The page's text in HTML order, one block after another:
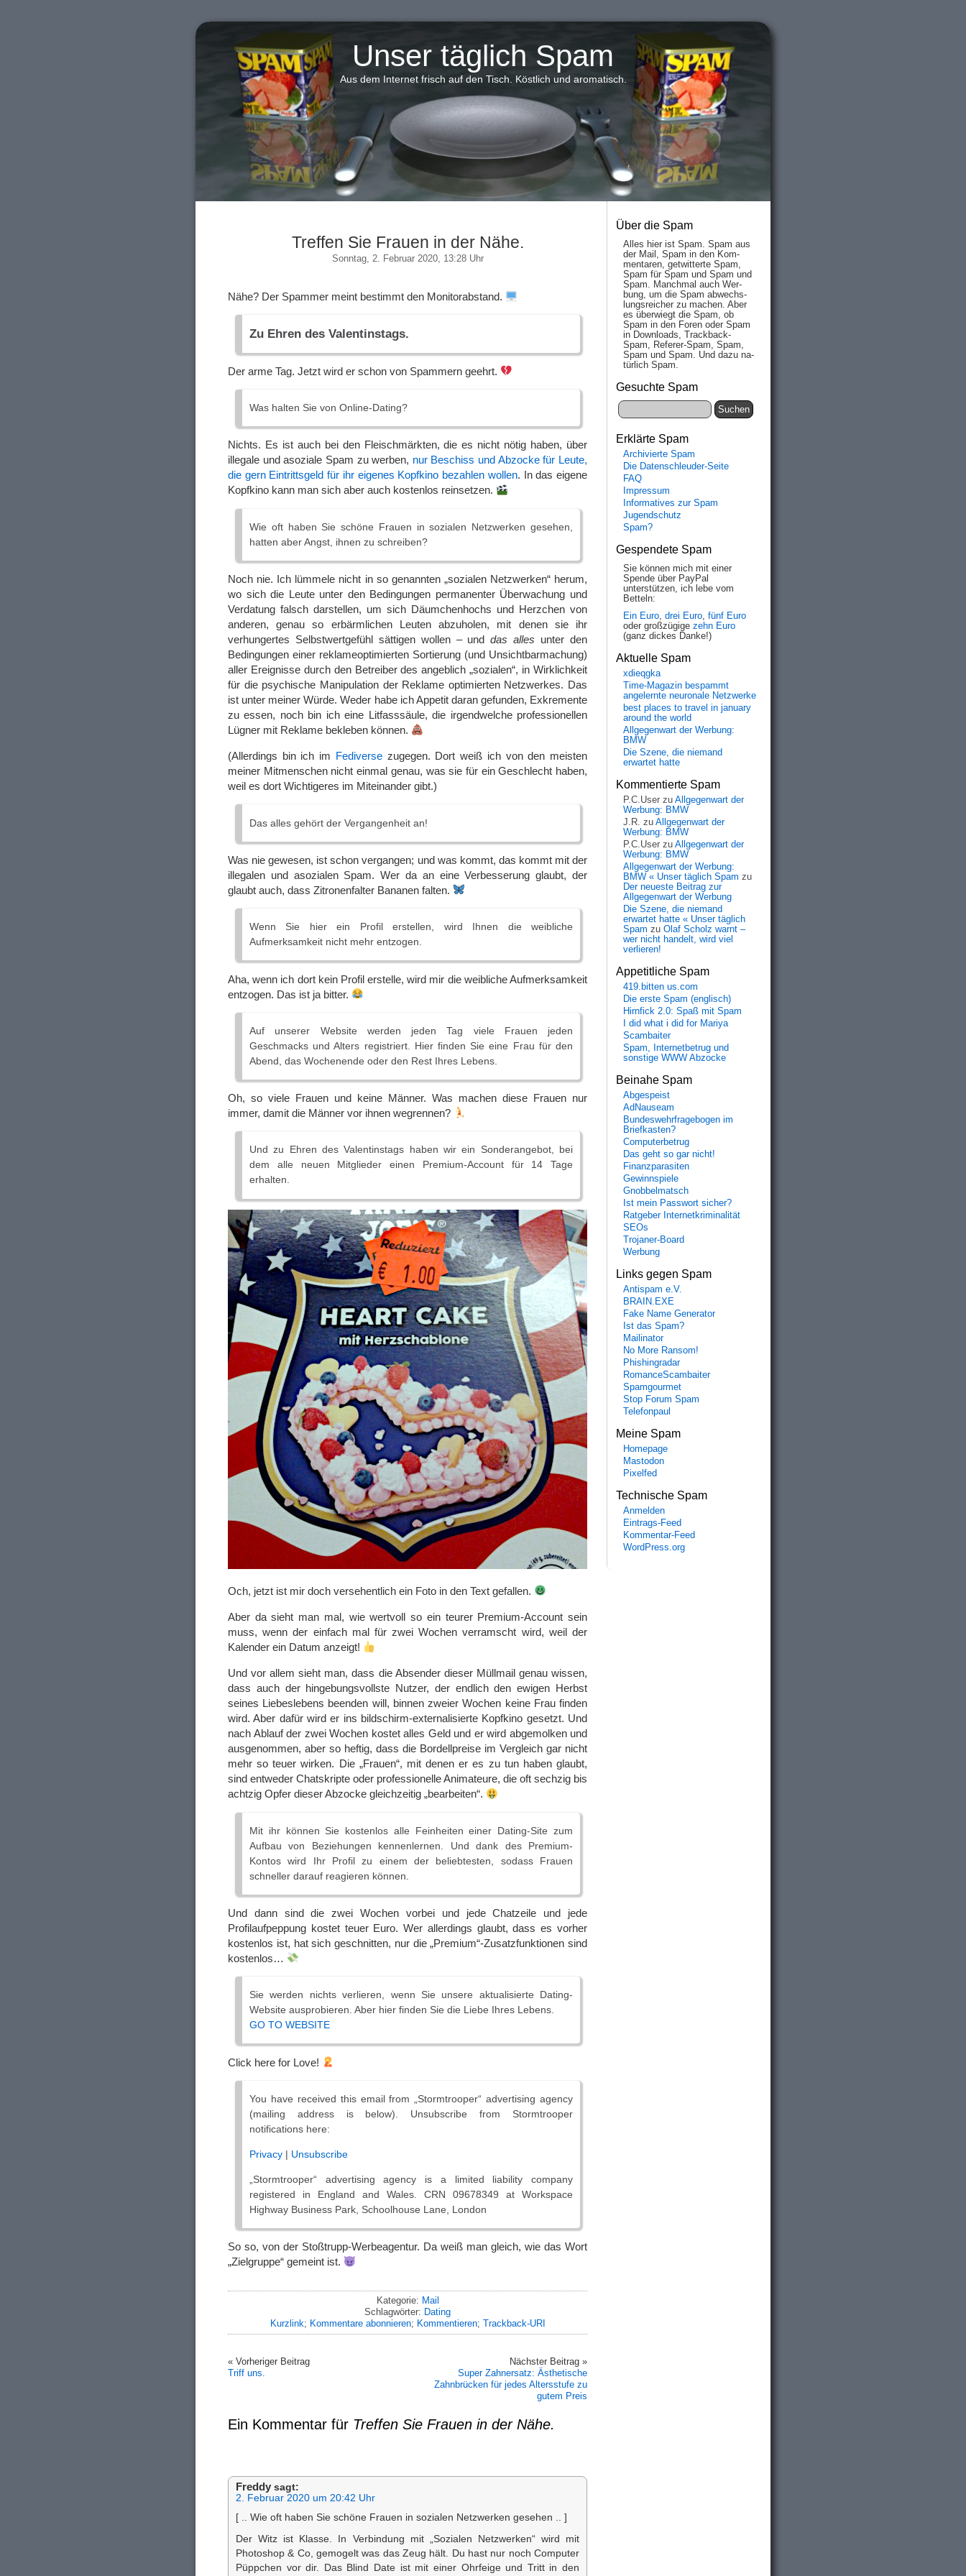
Unser täglich Spam
Aus dem Internet frisch auf den Tisch. Köstlich und aromatisch.
Treffen Sie Frauen in der Nähe.
Sonntag, 2. Februar 2020, 13:28 Uhr
Nähe? Der Spammer meint bestimmt den Monitorabstand.
Zu Ehren des Valentinstags.
Der arme Tag. Jetzt wird er schon von Spammern geehrt.
Was halten Sie von Online-Dating?
Nichts. Es ist auch bei den Fleischmärkten, die es nicht nötig haben, über
illegale und asoziale Spam zu werben, nur Beschiss und Abzocke für Leute,
die gern Eintrittsgeld für ihr eigenes Kopfkino bezahlen wollen. In das eigene
Kopfkino kann man sich aber auch kostenlos reinsetzen.
Wie oft haben Sie schöne Frauen in sozialen Netzwerken gesehen,
hatten aber Angst, ihnen zu schreiben?
Noch nie. Ich lümmele nicht in so genannten „sozialen Netzwerken“ herum,
wo sich die Leute unter den Bedingungen permanenter Überwachung und
Verdatung falsch darstellen, um sich Däumchenhochs und Herzchen von
anderen, genau so erbärmlichen Leuten abzuholen, mit denen sie ihr
verhungertes Selbstwertgefühl sättigen wollen – unddas alles unter den
Bedingungen einer reklameoptimierten Sortierung (und Unsichtbarmachung)
aller Ereignisse durch den Betreiber des angeblich „sozialen“, in Wirklichkeit
für die psychische Manipulation der Reklame optimierten Netzwerkes. Das
ist unter meiner Würde. Weder habe ich Appetit daran gefunden, Exkremente
zu essen, noch bin ich eine Litfasssäule, die irgendwelche professionellen
Lügner mit Reklame bekleben können.
(Allerdings bin ich im Fediversezugegen. Dort weiß ich von den meisten
meiner Mitmenschen nicht einmal genau, was sie für ein Geschlecht haben,
weil es dort Wichtigeres im Miteinander gibt.)
Das alles gehört der Vergangenheit an!
Was nie gewesen, ist schon vergangen; und was kommt, das kommt mit der
illegalen und asozialen Spam. Wer da an eine Verbesserung glaubt, der
glaubt auch, dass Zitronenfalter Bananen falten.
Wenn Sie hier ein Profil erstellen, wird Ihnen die weibliche
Aufmerksamkeit nicht mehr entzogen.
Aha, wenn ich dort kein Profil erstelle, wird mir die weibliche Aufmerksamkeit
entzogen. Das ist ja bitter.
Auf unserer Website werden jeden Tag viele Frauen jeden
Geschmacks und Alters registriert. Hier finden Sie eine Frau für den
Abend, das Wochenende oder den Rest Ihres Lebens.
Oh, so viele Frauen und keine Männer. Was machen diese Frauen nur
immer, damit die Männer vor ihnen wegrennen?
Und zu Ehren des Valentinstags haben wir ein Sonderangebot, bei
dem alle neuen Mitglieder einen Premium-Account für 14 Tage
erhalten.
Och, jetzt ist mir doch versehentlich ein Foto in den Text gefallen.
Aber da sieht man mal, wie wertvoll so ein teurer Premium-Account sein
muss, wenn der einfach mal für zwei Wochen verramscht wird, weil der
Kalender ein Datum anzeigt!
Und vor allem sieht man, dass die Absender dieser Müllmail genau wissen,
dass auch der hingebungsvollste Nutzer, der endlich den ewigen Herbst
seines Liebeslebens beenden will, binnen zweier Wochen keine Frau finden
wird. Aber dafür wird er ins bildschirm-externalisierte Kopfkino gesetzt. Und
nach Ablauf der zwei Wochen kostet alles Geld und er wird abgemolken und
ausgenommen, aber so heftig, dass die Bordellpreise im Vergleich gar nicht
mehr so teuer wirken. Die „Frauen“, mit denen er es zu tun haben glaubt,
sind entweder Chatskripte oder professionelle Animateure, die oft sechzig bis
achtzig Opfer dieser Abzocke gleichzeitig „bearbeiten“.
Mit ihr können Sie kostenlos alle Feinheiten einer Dating-Site zum
Aufbau von Beziehungen kennenlernen. Und dank des Premium-
Kontos wird Ihr Profil zu einem der beliebtesten, sodass Frauen
schneller darauf reagieren können.
Und dann sind die zwei Wochen vorbei und jede Chatzeile und jede
Profilaufpeppung kostet teuer Euro. Wer allerdings glaubt, dass es vorher
kostenlos ist, hat sich geschnitten, nur die „Premium“-Zusatzfunktionen sind
kostenlos…
Sie werden nichts verlieren, wenn Sie unsere aktualisierte Dating-
Website ausprobieren. Aber hier finden Sie die Liebe Ihres Lebens.
GO TO WEBSITE
Click here for Love!
You have received this email from „Stormtrooper“ advertising agency
(mailing address is below). Unsubscribe from Stormtrooper
notifications here:
Privacy | Unsubscribe
„Stormtrooper“ advertising agency is a limited liability company
registered in England and Wales. CRN 09678349 at Workspace
Highway Business Park, Schoolhouse Lane, London
So so, von der Stoßtrupp-Werbeagentur. Da weiß man gleich, wie das Wort
„Zielgruppe“ gemeint ist.
Kategorie: Mail
Schlagwörter: Dating
Kurzlink; Kommentare abonnieren; Kommentieren; Trackback-URI
« Vorheriger Beitrag
Triff uns.
Nächster Beitrag »
Super Zahnersatz: Ästhetische
Zahnbrücken für jedes Altersstufe zu
gutem Preis
Ein Kommentar für Treffen Sie Frauen in der Nähe.
Freddy sagt:
2. Februar 2020 um 20:42 Uhr
[ .. Wie oft haben Sie schöne Frauen in sozialen Netzwerken gesehen .. ]
Der Witz ist Klasse. In Verbindung mit „Sozialen Netzwerken“ wird mit
Photoshop & Co, gemogelt was das Zeug hält. Du hast nur noch Computer
Püppchen vor dir. Das Blind Date ist mit einer Ohrfeige und Tritt in den
Über die Spam
Alles hier ist Spam. Spam aus
der Mail, Spam in den Kom­
men­taren, ge­twit­ter­te Spam,
Spam für Spam und Spam und
Spam. Manch­mal auch Wer­
bung, um die Spam ab­wechs­
lungs­reich­er zu mach­en. Aber
es über­wiegt die Spam, ob
Spam in den Fo­ren oder Spam
in Down­loads, Track­back-
Spam, Re­fe­rer-Spam, Spam,
Spam und Spam. Und da­zu na­
tür­lich Spam.
Gesuchte Spam
Erklärte Spam
Archivierte Spam
Die Datenschleuder-Seite
FAQ
Impressum
Informatives zur Spam
Jugendschutz
Spam?
Gespendete Spam
Sie können mich mit einer
Spende über PayPal
unterstützen, ich lebe vom
Betteln:
Ein Euro, drei Euro, fünf Euro
oder großzügige zehn Euro
(ganz dickes Danke!)
Aktuelle Spam
xdieqgka
Time-Magazin bespammt
angelernte neuronale Netzwerke
best places to travel in january
around the world
Allgegenwart der Werbung:
BMW
Die Szene, die niemand
erwartet hatte
Kommentierte Spam
P.C.User zu Allgegenwart der
Werbung: BMW
J.R. zu Allgegenwart der
Werbung: BMW
P.C.User zu Allgegenwart der
Werbung: BMW
Allgegenwart der Werbung:
BMW « Unser täglich Spam zu
Der neueste Beitrag zur
Allgegenwart der Werbung
Die Szene, die niemand
erwartet hatte « Unser täglich
Spam zu Olaf Scholz warnt –
wer nicht handelt, wird viel
verlieren!
Appetitliche Spam
419.bitten us.com
Die erste Spam (englisch)
Hirnfick 2.0: Spaß mit Spam
I did what i did for Mariya
Scambaiter
Spam, Internetbetrug und
sonstige WWW Abzocke
Beinahe Spam
Abgespeist
AdNauseam
Bundeswehrfragebogen im
Briefkasten?
Computerbetrug
Das geht so gar nicht!
Finanzparasiten
Gewinnspiele
Gnobbelmatsch
Ist mein Passwort sicher?
Ratgeber Internetkriminalität
SEOs
Trojaner-Board
Werbung
Links gegen Spam
Antispam e.V.
BRAIN.EXE
Fake Name Generator
Ist das Spam?
Mailinator
No More Ransom!
Phishingradar
RomanceScambaiter
Spamgourmet
Stop Forum Spam
Telefonpaul
Meine Spam
Homepage
Mastodon
Pixelfed
Technische Spam
Anmelden
Eintrags-Feed
Kommentar-Feed
WordPress.org